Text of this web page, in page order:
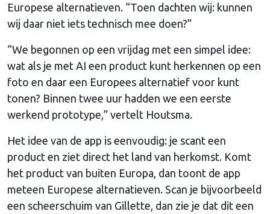
Europese alternatieven. “Toen dachten wij: kunnen
wij daar niet iets technisch mee doen?”
“We begonnen op een vrijdag met een simpel idee:
wat als je met AI een product kunt herkennen op een
foto en daar een Europees alternatief voor kunt
tonen? Binnen twee uur hadden we een eerste
werkend prototype,” vertelt Houtsma.
Het idee van de app is eenvoudig: je scant een
product en ziet direct het land van herkomst. Komt
het product van buiten Europa, dan toont de app
meteen Europese alternatieven. Scan je bijvoorbeeld
een scheerschuim van Gillette, dan zie je dat dit een